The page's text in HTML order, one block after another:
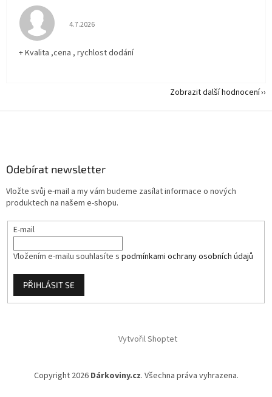
Hodnocení obchodu je 5 z 5 hvězdiček.
4.7.2026
+ Kvalita ,cena , rychlost dodání
Zobrazit další hodnocení
Odebírat newsletter
Vložte svůj e-mail a my vám budeme zasílat informace o nových
produktech na našem e-shopu.
E-mail
Vložením e-mailu souhlasíte s podmínkami ochrany osobních údajů
PŘIHLÁSIT SE
Vytvořil Shoptet
Copyright 2026 Dárkoviny.cz. Všechna práva vyhrazena.